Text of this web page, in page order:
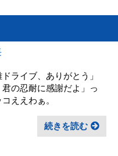
ライブ、ありがとう」
の忍耐に感謝だよ」っ
ええわぁ。
続きを読む